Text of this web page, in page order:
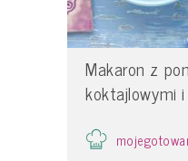
Makaron z
koktajlowymi